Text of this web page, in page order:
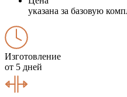
указана за базовую
Изготовление
от 5 дней